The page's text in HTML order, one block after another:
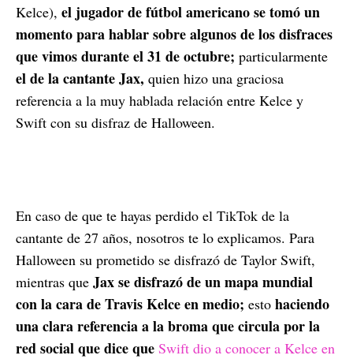
Kelce), el jugador de fútbol americano se tomó un
momento para hablar sobre algunos de los disfraces
que vimos durante el 31 de octubre; particularmente
el de la cantante Jax, quien hizo una graciosa
referencia a la muy hablada relación entre Kelce y
Swift con su disfraz de Halloween.
En caso de que te hayas perdido el TikTok de la
cantante de 27 años, nosotros te lo explicamos. Para
Halloween su prometido se disfrazó de Taylor Swift,
mientras que Jax se disfrazó de un mapa mundial
con la cara de Travis Kelce en medio; esto haciendo
una clara referencia a la broma que circula por la
red social que dice que Swift dio a conocer a Kelce en